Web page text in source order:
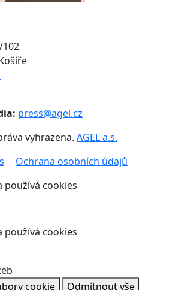
press@agel.cz
vyhrazena. AGEL a.s.
Ochrana osobních údajů
používá cookies
používá cookies
cookie
Odmítnout vše